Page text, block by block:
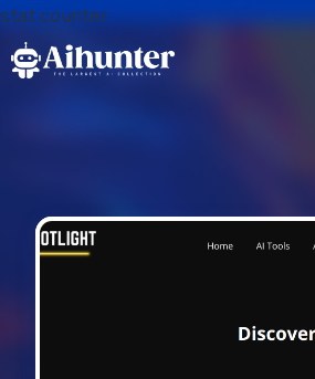
stat counter